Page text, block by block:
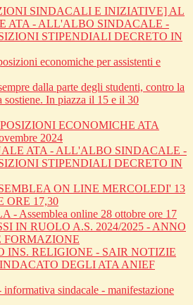
SINDACALI E INIZIATIVE] AL
ATA - ALL'ALBO SINDACALE -
STIPENDIALI DECRETO IN
economiche per assistenti e
dalla parte degli studenti, contro la
sostiene. In piazza il 15 e il 30
ECONOMICHE ATA
2024
ATA - ALL'ALBO SINDACALE -
STIPENDIALI DECRETO IN
ON LINE MERCOLEDI' 13
ORE 17,30
- Assemblea online 28 ottobre ore 17
IN RUOLO A.S. 2024/2025 - ANNO
FORMAZIONE
INS. RELIGIONE - SAIR NOTIZIE
DEGLI ATA ANIEF
sindacale - manifestazione